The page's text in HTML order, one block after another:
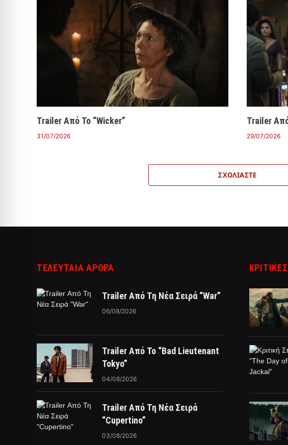
Trailer Από Το “Wicker”
31/07/2026
Trailer
29/07/2026
ΣΧΟΛΙΆΣΤΕ
ΤΕΛΕΥΤΑΙΑ ΑΡΘΡΑ
Trailer Από Τη Νέα Σειρά “War”
06/08/2026
Trailer Από Το “Bad Lieutenant
Tokyo”
04/08/2026
Trailer Από Τη Νέα Σειρά
“Cupertino”
03/08/2026
ΚΡΙΤΙΚΈΣ